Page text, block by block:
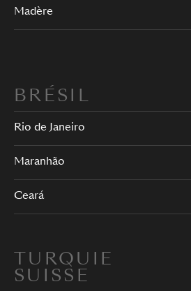
Madère
BRÉSIL
Rio de Janeiro
Maranhão
Ceará
TURQUIE
SUISSE